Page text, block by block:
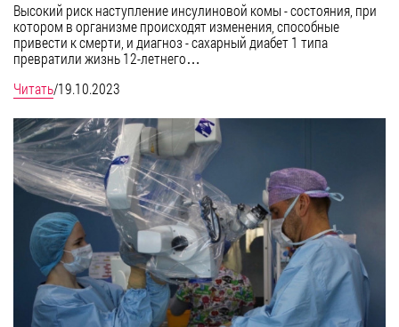
Высокий риск наступление инсулиновой комы - состояния, при
котором в организме происходят изменения, способные
привести к смерти, и диагноз - сахарный диабет 1 типа
превратили жизнь 12-летнего…
Читать/19.10.2023